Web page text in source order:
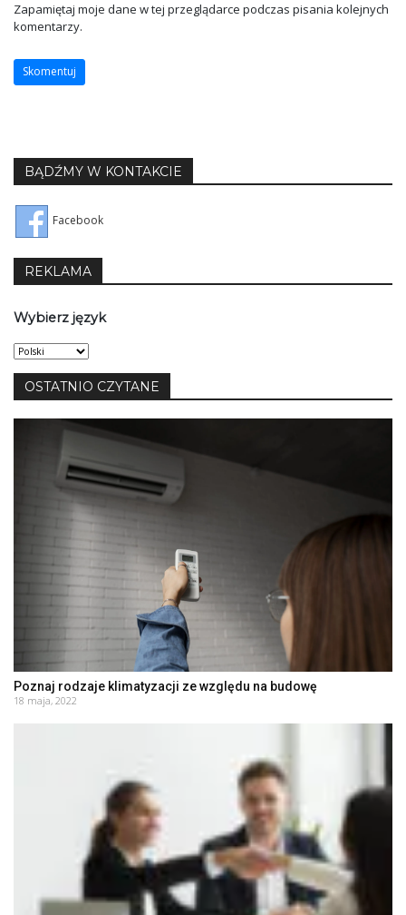
Zapamiętaj moje dane w tej przeglądarce podczas pisania kolejnych
komentarzy.
BĄDŹMY W KONTAKCIE
Facebook
REKLAMA
Wybierz język
Wybierz
język
OSTATNIO CZYTANE
Poznaj rodzaje klimatyzacji ze względu na budowę
18 maja, 2022